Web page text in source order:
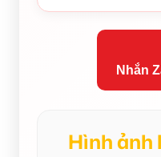
Nhắn
Hình ảnh